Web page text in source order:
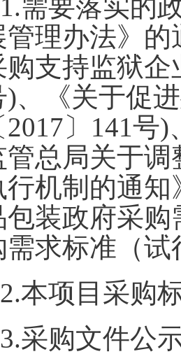
1.需要落实的
管理办法》的
购支持监狱企
)、《关于促
2017〕141号
管总局关于
行机制的通知
包装政府采
需求标准（
2.本项目采购
3.采购文件公